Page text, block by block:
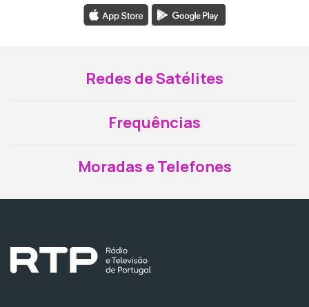
Redes de Satélites
Frequências
Moradas e Telefones